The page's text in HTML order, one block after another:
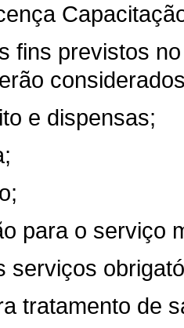
fins previstos
e dispensas;
para o serviço
serviços
tratamento de